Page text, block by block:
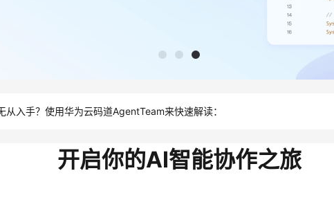
从入手？使用华为云码道AgentTeam来快速解读：
开启你的AI智能协作之旅